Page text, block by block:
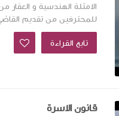
الامثلة الهندسية و العقار
للمحترفين من تقديم
تابع القراءة
قانون الاسرة